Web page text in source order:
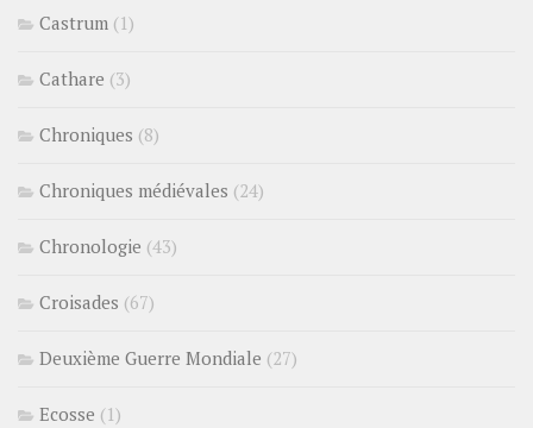
Castrum (1)
Cathare (3)
Chroniques (8)
Chroniques médiévales (24)
Chronologie (43)
Croisades (67)
Deuxième Guerre Mondiale (27)
Ecosse (1)